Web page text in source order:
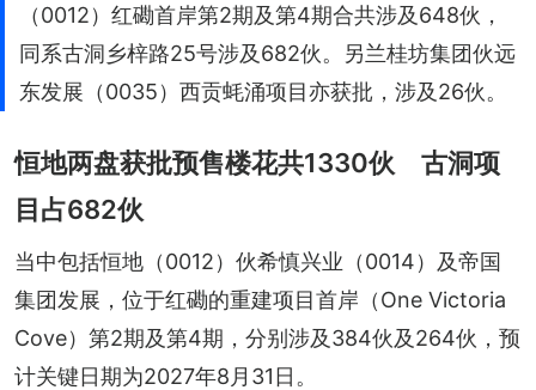
（0012）红磡首岸第2期及第4期合共涉及648伙，
同系古洞乡梓路25号涉及682伙。另兰桂坊集团伙远
东发展（0035）西贡蚝涌项目亦获批，涉及26伙。
恒地两盘获批预售楼花共1330伙 古洞项
目占682伙
当中包括恒地（0012）伙希慎兴业（0014）及帝国
集团发展，位于红磡的重建项目首岸（One Victoria
Cove）第2期及第4期，分别涉及384伙及264伙，预
计关键日期为2027年8月31日。